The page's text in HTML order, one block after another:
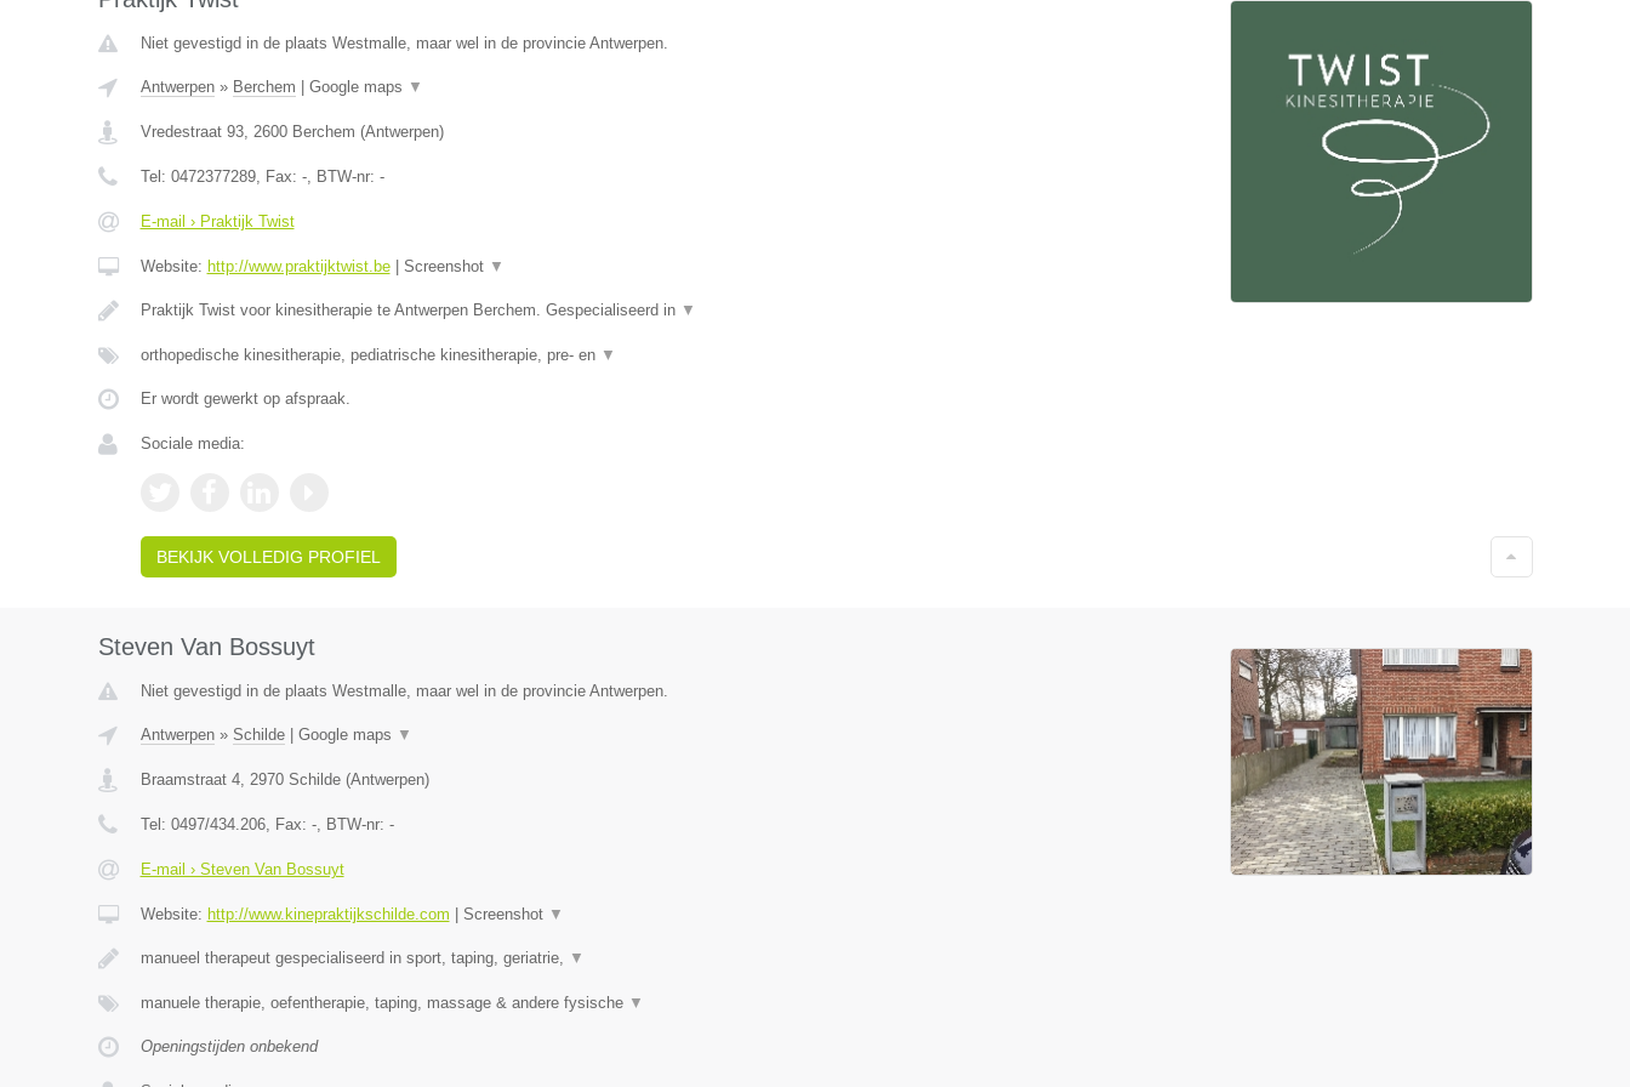
Niet gevestigd in de plaats Westmalle, maar wel in de provincie Antwerpen.
Antwerpen» Berchem Google maps ▼
Vredestraat 93, 2600 Berchem (Antwerpen)
Tel: 0472377289, Fax: -, BTW-nr: -
E-mail › Praktijk Twist
Website: http://www.praktijktwist.be| Screenshot ▼
Praktijk Twist voor kinesitherapie te Antwerpen Berchem. Gespecialiseerd in ▼
orthopedische kinesitherapie, pediatrische kinesitherapie, pre- en ▼
Er wordt gewerkt op afspraak.
Sociale media:
BEKIJK VOLLEDIG PROFIEL
Steven Van Bossuyt
Niet gevestigd in de plaats Westmalle, maar wel in de provincie Antwerpen.
Antwerpen» Schilde| Google maps ▼
Braamstraat 4, 2970 Schilde(Antwerpen)
Tel: 0497/434.206, Fax: -, BTW-nr: -
E-mail › Steven Van Bossuyt
Website: http://www.kinepraktijkschilde.com Screenshot ▼
manueel therapeut gespecialiseerd in sport, taping, geriatrie, ▼
manuele therapie, oefentherapie, taping, massage & andere fysische ▼
Openingstijden onbekend